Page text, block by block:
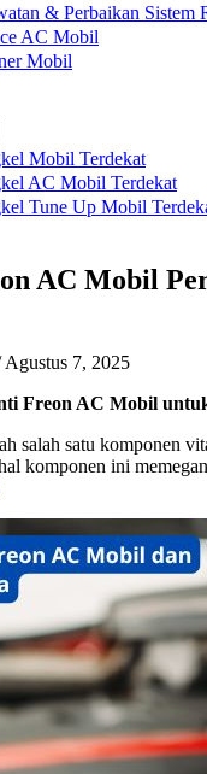
& Perbaikan Sistem
AC Mobil
Mobil
Mobil Terdekat
AC Mobil Terdekat
Tune Up Mobil
AC Mobil
Agustus 7, 2025
Freon AC Mobil
salah satu komponen
komponen ini